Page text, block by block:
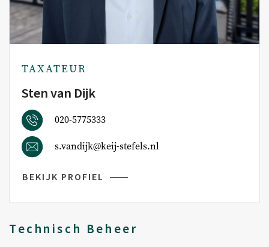
TAXATEUR
Sten van Dijk
020-5775333
s.vandijk@keij-stefels.nl
BEKIJK PROFIEL
Technisch Beheer